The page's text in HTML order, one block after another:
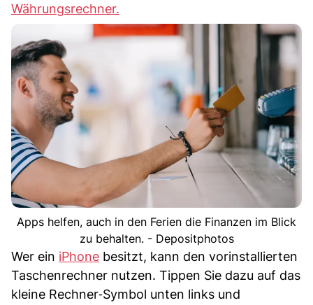
Währungsrechner.
Apps helfen, auch in den Ferien die Finanzen im Blick
zu behalten. - Depositphotos
Wer ein iPhone besitzt, kann den vorinstallierten
Taschenrechner nutzen. Tippen Sie dazu auf das
kleine Rechner‑Symbol unten links und